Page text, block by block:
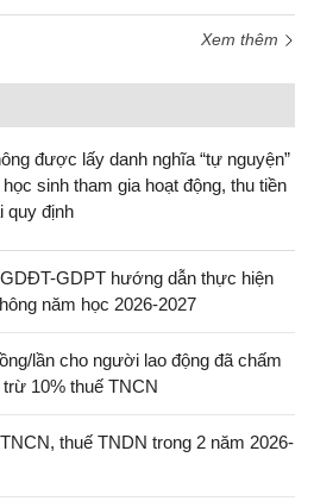
Xem thêm
được lấy danh nghĩa “tự nguyện”
học sinh tham gia hoạt động, thu tiền
quy định
GDPT hướng dẫn thực hiện
năm học 2026-2027
lần cho người lao động đã chấm
10% thuế TNCN
thuế TNDN trong 2 năm 2026-